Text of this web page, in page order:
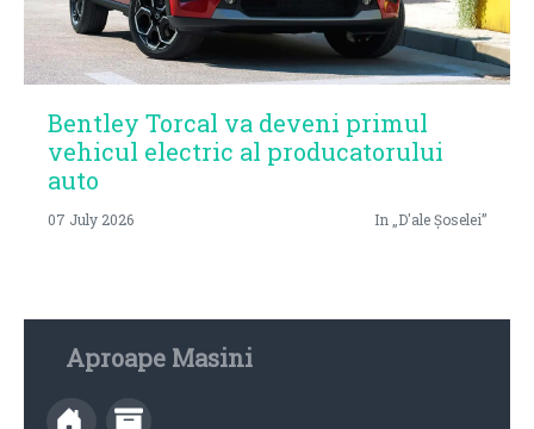
Bentley Torcal va deveni primul
vehicul electric al producatorului
auto
07 July 2026 In „D'ale Șoselei”
Aproape Masini